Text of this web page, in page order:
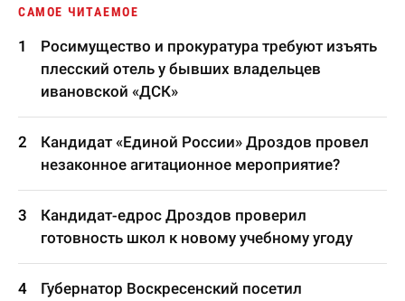
САМОЕ ЧИТАЕМОЕ
Росимущество и прокуратура требуют изъять
плесский отель у бывших владельцев
ивановской «ДСК»
Кандидат «Единой России» Дроздов провел
незаконное агитационное мероприятие?
Кандидат-едрос Дроздов проверил
готовность школ к новому учебному угоду
Губернатор Воскресенский посетил